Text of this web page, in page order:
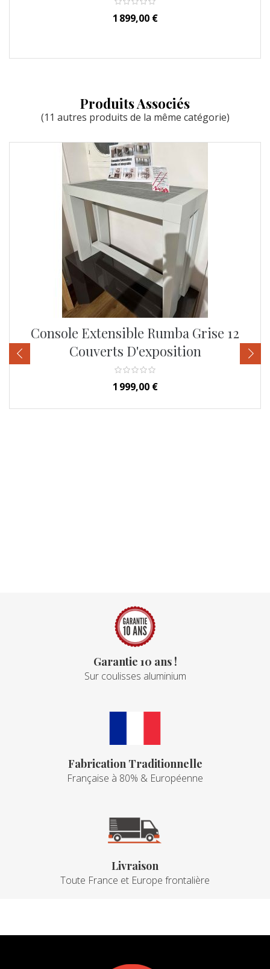
Prix
1 899,00 €
Produits Associés
(11 autres produits de la même catégorie)
Console Extensible Rumba Grise 12
Couverts D'exposition
Prix
1 999,00 €
Garantie 10 ans !
Sur coulisses aluminium
Fabrication Traditionnelle
Française à 80% & Européenne
Livraison
Toute France et Europe frontalière